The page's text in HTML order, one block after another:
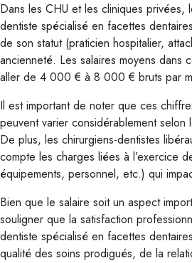
Dans les CHU et les cliniques privées,
dentiste spécialisé en facettes
de son statut (praticien hospitalier,
ancienneté. Les salaires moyens dans
aller de 4 000 € à 8 000 € bruts par
Il est important de noter que ces
peuvent varier considérablement selon
De plus, les chirurgiens-dentistes
compte les charges liées à l’exercice
équipements, personnel, etc.) qui
Bien que le salaire soit un aspect
souligner que la satisfaction
dentiste spécialisé en facettes
qualité des soins prodigués, de la